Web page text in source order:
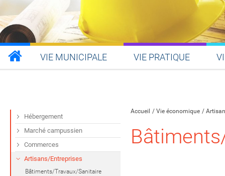
VIE MUNICIPALE VIE PRATIQUE
Accueil Vie économique
Hébergement
Marché campussien
Commerces
Artisans/Entreprises
Bâtiments/Travaux/Sanitaire